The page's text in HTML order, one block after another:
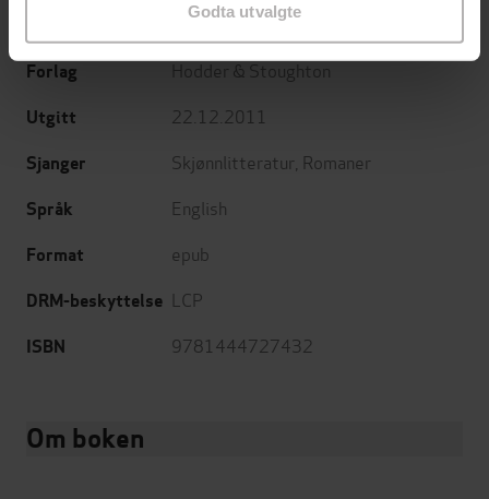
Godta utvalgte
Diana Cooper(forfatter)
Forlag Hodder & Stoughton
Utgitt 22.12.2011
Sjanger Skjønnlitteratur Romaner
Språk English
Format epub
DRM-beskyttelse LCP
ISBN 9781444727432
Om boken